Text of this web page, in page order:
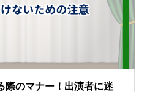
際のマナー！出演者に迷